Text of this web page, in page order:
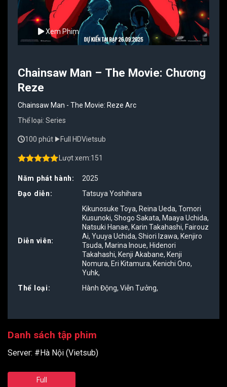
Xem Phim
Chainsaw Man – The Movie: Chương
Reze
Chainsaw Man - The Movie: Reze Arc
Thể loại: Series
100 phút Full HDVietsub
5
Lượt xem:151
Năm phát hành:
2025
Đạo diễn:
Tatsuya Yoshihara
Diễn viên:
Kikunosuke Toya, Reina Ueda, Tomori
Kusunoki, Shogo Sakata, Maaya Uchida,
Natsuki Hanae, Karin Takahashi, Fairouz
Ai, Yuuya Uchida, Shiori Izawa, Kenjiro
Tsuda, Marina Inoue, Hidenori
Takahashi, Kenji Akabane, Kenji
Nomura, Eri Kitamura, Kenichi Ono,
Yuhk,
Thể loại:
Hành Động, Viễn Tưởng,
Danh sách tập phim
Server: #Hà Nội (Vietsub)
Full